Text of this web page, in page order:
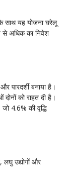
साथ यह योजना घरेलू
से अधिक का निवेश
बनाया है।
को राहत दी है।
4.6% की वृद्धि
लघु उद्योगों और